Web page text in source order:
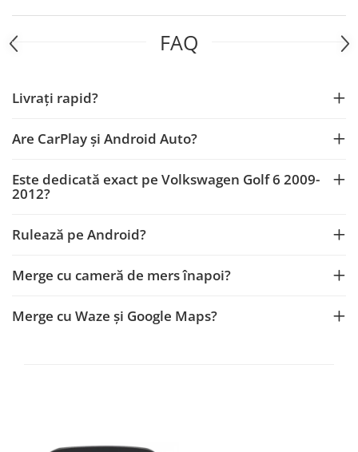
Rame adaptoare Hummer
FAQ
Livrați rapid?
Are CarPlay și Android Auto?
Este dedicată exact pe Volkswagen Golf 6 2009-
2012?
Rulează pe Android?
Merge cu cameră de mers înapoi?
Merge cu Waze și Google Maps?